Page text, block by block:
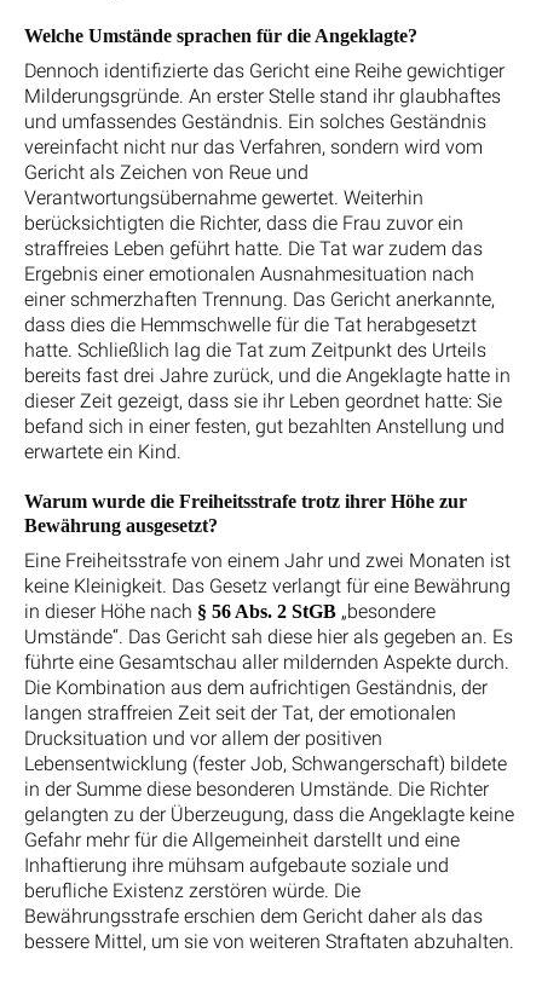
Welche Umstände sprachen für die Angeklagte?
Dennoch identifizierte das Gericht eine Reihe gewichtiger
Milderungsgründe. An erster Stelle stand ihr glaubhaftes
und umfassendes Geständnis. Ein solches Geständnis
vereinfacht nicht nur das Verfahren, sondern wird vom
Gericht als Zeichen von Reue und
Verantwortungsübernahme gewertet. Weiterhin
berücksichtigten die Richter, dass die Frau zuvor ein
straffreies Leben geführt hatte. Die Tat war zudem das
Ergebnis einer emotionalen Ausnahmesituation nach
einer schmerzhaften Trennung. Das Gericht anerkannte,
dass dies die Hemmschwelle für die Tat herabgesetzt
hatte. Schließlich lag die Tat zum Zeitpunkt des Urteils
bereits fast drei Jahre zurück, und die Angeklagte hatte in
dieser Zeit gezeigt, dass sie ihr Leben geordnet hatte: Sie
befand sich in einer festen, gut bezahlten Anstellung und
erwartete ein Kind.
Warum wurde die Freiheitsstrafe trotz ihrer Höhe zur
Bewährung ausgesetzt?
Eine Freiheitsstrafe von einem Jahr und zwei Monaten ist
keine Kleinigkeit. Das Gesetz verlangt für eine Bewährung
in dieser Höhe nach § 56 Abs. 2 StGB „besondere
Umstände“. Das Gericht sah diese hier als gegeben an. Es
führte eine Gesamtschau aller mildernden Aspekte durch.
Die Kombination aus dem aufrichtigen Geständnis, der
langen straffreien Zeit seit der Tat, der emotionalen
Drucksituation und vor allem der positiven
Lebensentwicklung (fester Job, Schwangerschaft) bildete
in der Summe diese besonderen Umstände. Die Richter
gelangten zu der Überzeugung, dass die Angeklagte keine
Gefahr mehr für die Allgemeinheit darstellt und eine
Inhaftierung ihre mühsam aufgebaute soziale und
berufliche Existenz zerstören würde. Die
Bewährungsstrafe erschien dem Gericht daher als das
bessere Mittel, um sie von weiteren Straftaten abzuhalten.